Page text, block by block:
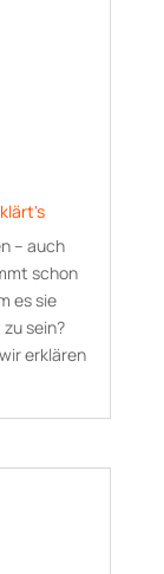
– auch
schon
es sie
sein?
erklären